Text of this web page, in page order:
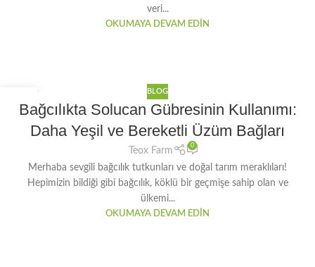
veri...
OKUMAYA DEVAM EDIN
OCA
BLOG
Bağcılıkta Solucan Gübresinin Kullanımı:
Daha Yeşil ve Bereketli Üzüm Bağları
Teox Farm
0
Merhaba sevgili bağcılık tutkunları ve doğal tarım meraklıları!
Hepimizin bildiği gibi bağcılık, köklü bir geçmişe sahip olan ve
ülkemi...
OKUMAYA DEVAM EDIN